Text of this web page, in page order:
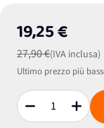
19,25 €
27,90 €(IVA inclusa)
Ultimo prezzo più
Quantità